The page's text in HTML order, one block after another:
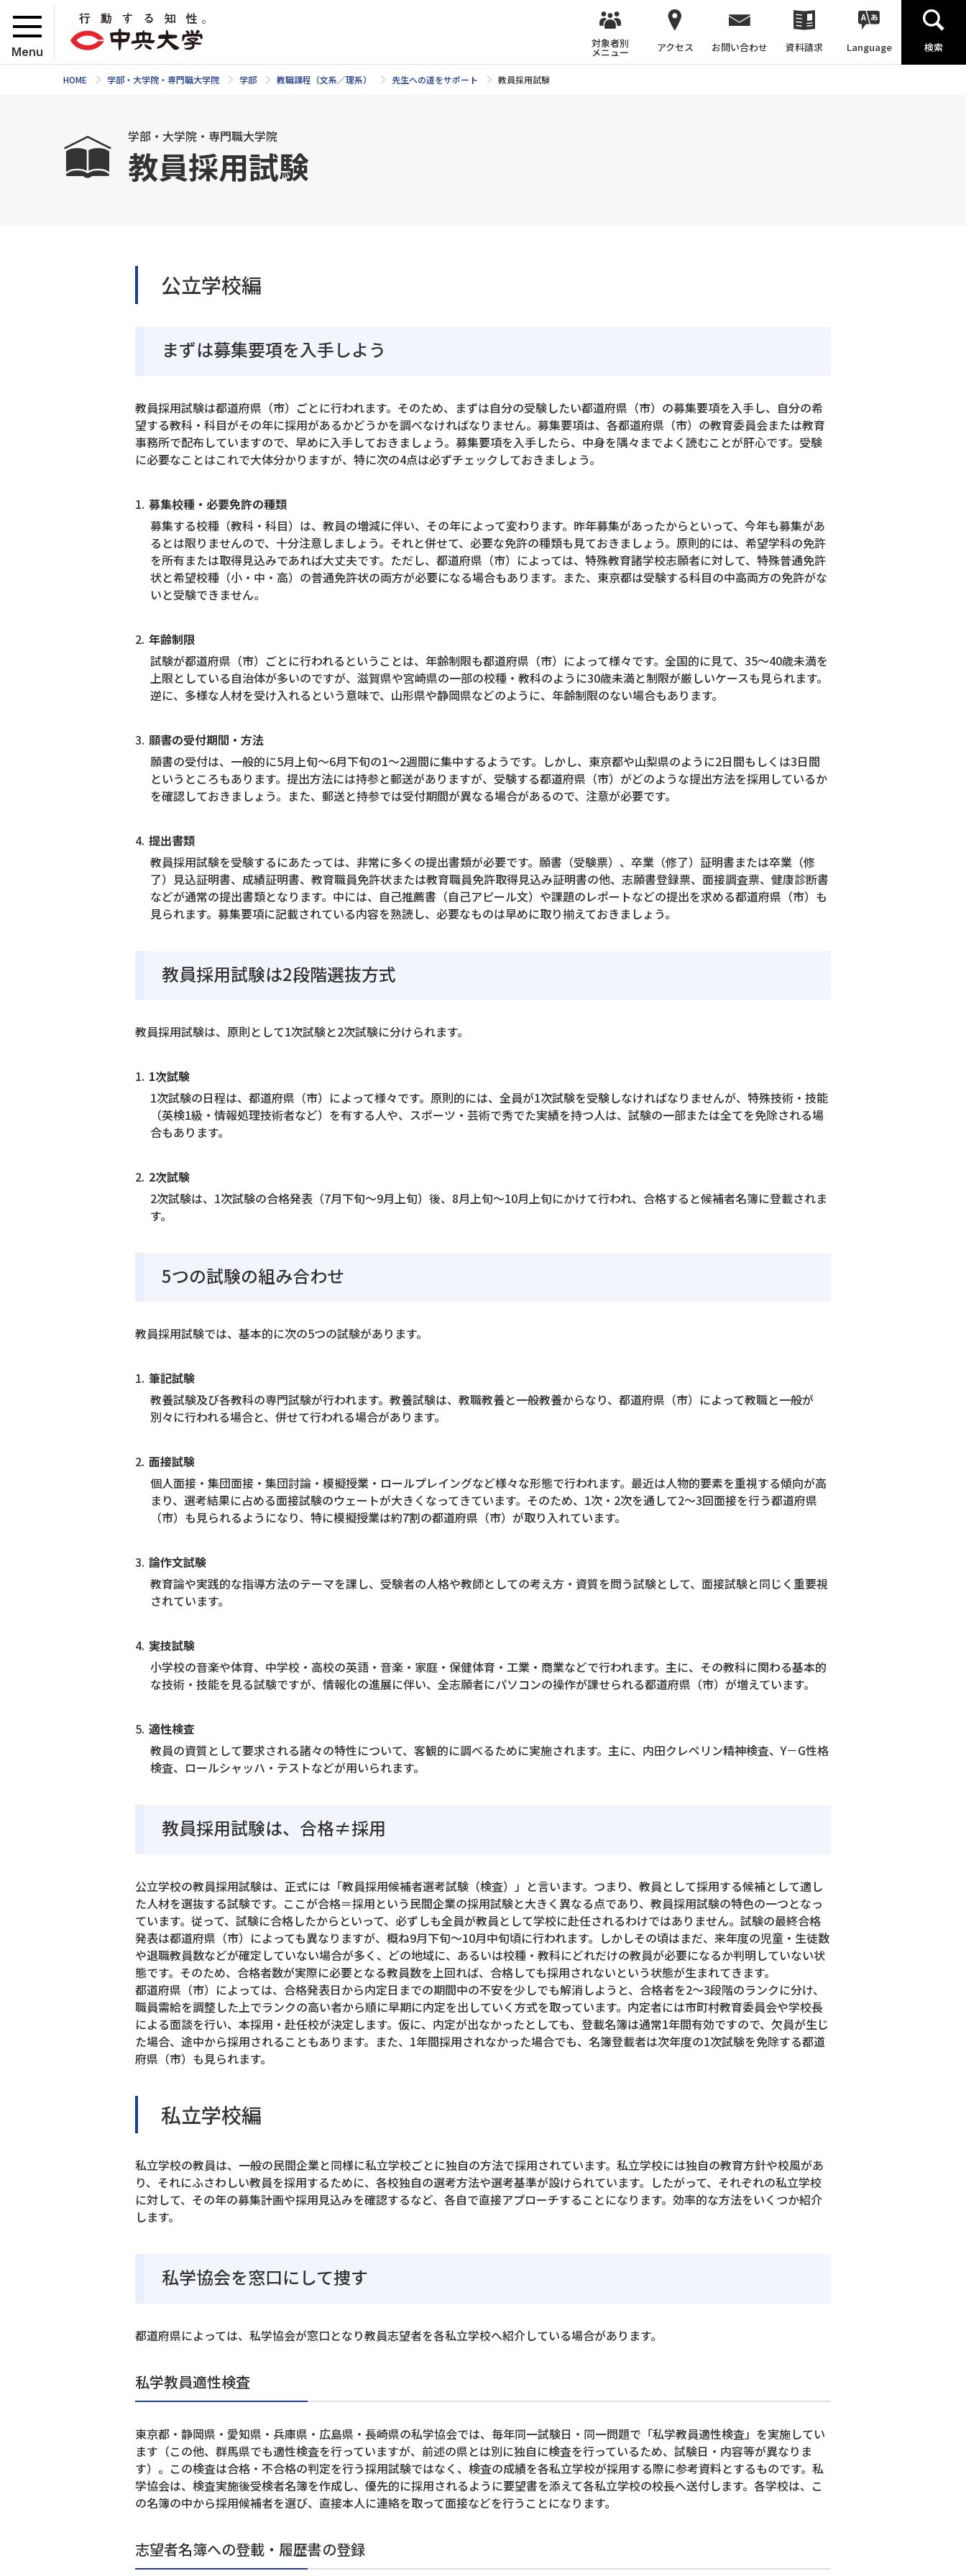
Menu
対象者別
メニュー アクセス お問い合わせ 資料請求 Language 検索
HOME 学部・大学院・専門職大学院 学部 教職課程（文系／理系） 先生への道をサポート 教員採用試験
学部・大学院・専門職大学院
教員採用試験
公立学校編
まずは募集要項を入手しよう
教員採用試験は都道府県（市）ごとに行われます。そのため、まずは自分の受験したい都道府県（市）の募集要項を入手し、自分の希
望する教科・科目がその年に採用があるかどうかを調べなければなりません。募集要項は、各都道府県（市）の教育委員会または教育
事務所で配布していますので、早めに入手しておきましょう。募集要項を入手したら、中身を隅々までよく読むことが肝心です。受験
に必要なことはこれで大体分かりますが、特に次の4点は必ずチェックしておきましょう。
募集校種・必要免許の種類
募集する校種（教科・科目）は、教員の増減に伴い、その年によって変わります。昨年募集があったからといって、今年も募集があ
るとは限りませんので、十分注意しましょう。それと併せて、必要な免許の種類も見ておきましょう。原則的には、希望学科の免許
を所有または取得見込みであれば大丈夫です。ただし、都道府県（市）によっては、特殊教育諸学校志願者に対して、特殊普通免許
状と希望校種（小・中・高）の普通免許状の両方が必要になる場合もあります。また、東京都は受験する科目の中高両方の免許がな
いと受験できません。
年齢制限
試験が都道府県（市）ごとに行われるということは、年齢制限も都道府県（市）によって様々です。全国的に見て、35～40歳未満を
上限としている自治体が多いのですが、滋賀県や宮崎県の一部の校種・教科のように30歳未満と制限が厳しいケースも見られます。
逆に、多様な人材を受け入れるという意味で、山形県や静岡県などのように、年齢制限のない場合もあります。
願書の受付期間・方法
願書の受付は、一般的に5月上旬～6月下旬の1～2週間に集中するようです。しかし、東京都や山梨県のように2日間もしくは3日間
というところもあります。提出方法には持参と郵送がありますが、受験する都道府県（市）がどのような提出方法を採用しているか
を確認しておきましょう。また、郵送と持参では受付期間が異なる場合があるので、注意が必要です。
提出書類
教員採用試験を受験するにあたっては、非常に多くの提出書類が必要です。願書（受験票）、卒業（修了）証明書または卒業（修
了）見込証明書、成績証明書、教育職員免許状または教育職員免許取得見込み証明書の他、志願書登録票、面接調査票、健康診断書
などが通常の提出書類となります。中には、自己推薦書（自己アピール文）や課題のレポートなどの提出を求める都道府県（市）も
見られます。募集要項に記載されている内容を熟読し、必要なものは早めに取り揃えておきましょう。
教員採用試験は2段階選抜方式
教員採用試験は、原則として1次試験と2次試験に分けられます。
1次試験
1次試験の日程は、都道府県（市）によって様々です。原則的には、全員が1次試験を受験しなければなりませんが、特殊技術・技能
（英検1級・情報処理技術者など）を有する人や、スポーツ・芸術で秀でた実績を持つ人は、試験の一部または全てを免除される場
合もあります。
2次試験
2次試験は、1次試験の合格発表（7月下旬～9月上旬）後、8月上旬～10月上旬にかけて行われ、合格すると候補者名簿に登載されま
す。
5つの試験の組み合わせ
教員採用試験では、基本的に次の5つの試験があります。
筆記試験
教養試験及び各教科の専門試験が行われます。教養試験は、教職教養と一般教養からなり、都道府県（市）によって教職と一般が
別々に行われる場合と、併せて行われる場合があります。
面接試験
個人面接・集団面接・集団討論・模擬授業・ロールプレイングなど様々な形態で行われます。最近は人物的要素を重視する傾向が高
まり、選考結果に占める面接試験のウェートが大きくなってきています。そのため、1次・2次を通して2～3回面接を行う都道府県
（市）も見られるようになり、特に模擬授業は約7割の都道府県（市）が取り入れています。
論作文試験
教育論や実践的な指導方法のテーマを課し、受験者の人格や教師としての考え方・資質を問う試験として、面接試験と同じく重要視
されています。
実技試験
小学校の音楽や体育、中学校・高校の英語・音楽・家庭・保健体育・工業・商業などで行われます。主に、その教科に関わる基本的
な技術・技能を見る試験ですが、情報化の進展に伴い、全志願者にパソコンの操作が課せられる都道府県（市）が増えています。
適性検査
教員の資質として要求される諸々の特性について、客観的に調べるために実施されます。主に、内田クレペリン精神検査、Y－G性格
検査、ロールシャッハ・テストなどが用いられます。
教員採用試験は、合格≠採用
公立学校の教員採用試験は、正式には「教員採用候補者選考試験（検査）」と言います。つまり、教員として採用する候補として適し
た人材を選抜する試験です。ここが合格＝採用という民間企業の採用試験と大きく異なる点であり、教員採用試験の特色の一つとなっ
ています。従って、試験に合格したからといって、必ずしも全員が教員として学校に赴任されるわけではありません。試験の最終合格
発表は都道府県（市）によっても異なりますが、概ね9月下旬～10月中旬頃に行われます。しかしその頃はまだ、来年度の児童・生徒数
や退職教員数などが確定していない場合が多く、どの地域に、あるいは校種・教科にどれだけの教員が必要になるか判明していない状
態です。そのため、合格者数が実際に必要となる教員数を上回れば、合格しても採用されないという状態が生まれてきます。
都道府県（市）によっては、合格発表日から内定日までの期間中の不安を少しでも解消しようと、合格者を2～3段階のランクに分け、
職員需給を調整した上でランクの高い者から順に早期に内定を出していく方式を取っています。内定者には市町村教育委員会や学校長
による面談を行い、本採用・赴任校が決定します。仮に、内定が出なかったとしても、登載名簿は通常1年間有効ですので、欠員が生じ
た場合、途中から採用されることもあります。また、1年間採用されなかった場合でも、名簿登載者は次年度の1次試験を免除する都道
府県（市）も見られます。
私立学校編
私立学校の教員は、一般の民間企業と同様に私立学校ごとに独自の方法で採用されています。私立学校には独自の教育方針や校風があ
り、それにふさわしい教員を採用するために、各校独自の選考方法や選考基準が設けられています。したがって、それぞれの私立学校
に対して、その年の募集計画や採用見込みを確認するなど、各自で直接アプローチすることになります。効率的な方法をいくつか紹介
します。
私学協会を窓口にして捜す
都道府県によっては、私学協会が窓口となり教員志望者を各私立学校へ紹介している場合があります。
私学教員適性検査
東京都・静岡県・愛知県・兵庫県・広島県・長崎県の私学協会では、毎年同一試験日・同一問題で「私学教員適性検査」を実施してい
ます（この他、群馬県でも適性検査を行っていますが、前述の県とは別に独自に検査を行っているため、試験日・内容等が異なりま
す）。この検査は合格・不合格の判定を行う採用試験ではなく、検査の成績を各私立学校が採用する際に参考資料とするものです。私
学協会は、検査実施後受検者名簿を作成し、優先的に採用されるように要望書を添えて各私立学校の校長へ送付します。各学校は、こ
の名簿の中から採用候補者を選び、直接本人に連絡を取って面接などを行うことになります。
志望者名簿への登載・履歴書の登録